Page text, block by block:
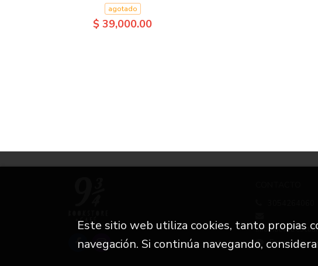
agotado
$ 39,000.00
Formulario
Este sitio web utiliza cookies, tanto propias
navegación. Si continúa navegando,